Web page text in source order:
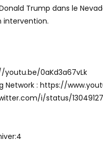
Trump dans le
youtu.be/0aKd3a67vLk
i/status/